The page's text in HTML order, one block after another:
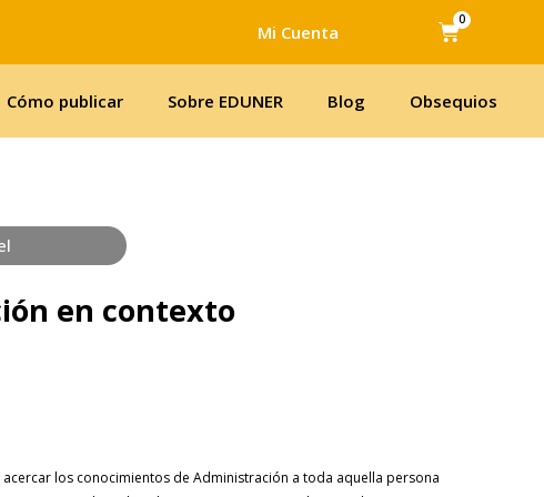
Mi Cuenta
0
Cart
Cómo publicar Sobre EDUNER Blog Obsequios
en contexto
los conocimientos de Administración a toda aquella persona